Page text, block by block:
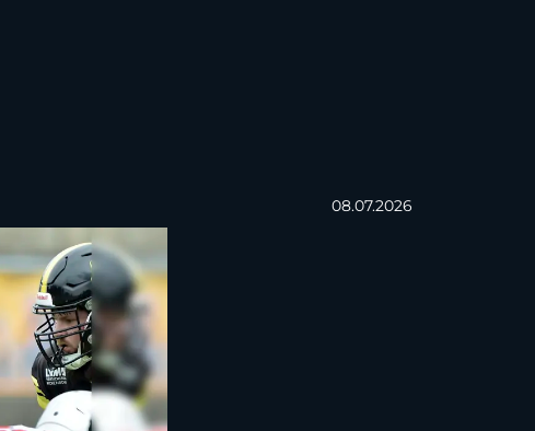
08.07.2026